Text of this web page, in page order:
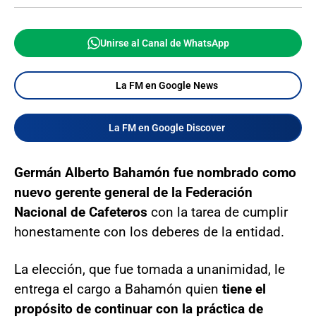
Unirse al Canal de WhatsApp
La FM en Google News
La FM en Google Discover
Germán Alberto Bahamón fue nombrado como
nuevo gerente general de la Federación
Nacional de Cafeteros con la tarea de cumplir
honestamente con los deberes de la entidad.
La elección, que fue tomada a unanimidad, le
entrega el cargo a Bahamón quien tiene el
propósito de continuar con la práctica de